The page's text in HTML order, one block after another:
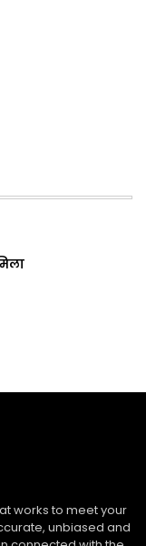
works to meet your
unbiased and